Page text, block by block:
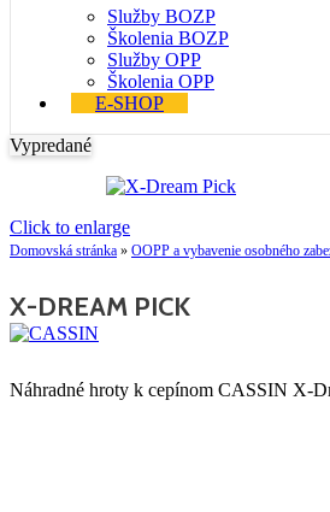
Služby BOZP
Školenia BOZP
Služby OPP
Školenia OPP
E-SHOP
Vypredané
Click to enlarge
Domovská stránka » OOPP a vybavenie osobného
X-DREAM PICK
Náhradné hroty k cepínom CASSIN X-